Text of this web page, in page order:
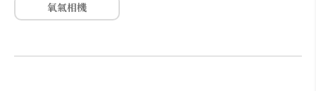
氧氣相機